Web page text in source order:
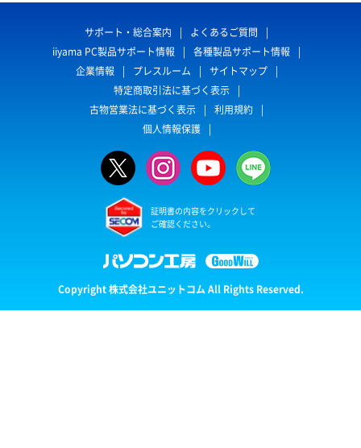
サポート・総合案内
よくあるご質問
iiyama PC製品サポート情報
各種製品サポート情報
企業情報
プレスルーム
サイトマップ
特定商取引法に基づく表示
古物営業法に基づく表示
利用規約
個人情報保護
証明書の内容をクリックして
ご確認ください。
Copyright 株式会社ユニットコム All Rights Reserved.